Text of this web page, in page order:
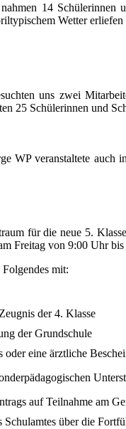
14 Schülerinnen
Wetter
uns zwei
25 Schülerinnen und
WP veranstaltete auch
für die neue 5.
Freitag von 9:00 Uhr
mit:
der 4. Klasse
der Grundschule
oder eine ärztliche
auf Teilnahme am
Schulamtes über die